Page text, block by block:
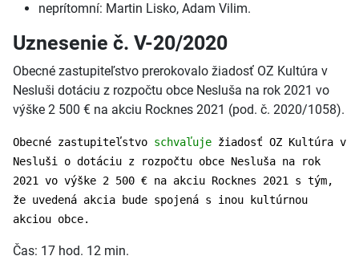
neprítomní: Martin Lisko, Adam Vilim.
Uznesenie č. V-20/2020
Obecné zastupiteľstvo prerokovalo žiadosť OZ Kultúra v
Nesluši dotáciu z rozpočtu obce Nesluša na rok 2021 vo
výške 2 500 € na akciu Rocknes 2021 (pod. č. 2020/1058).
Obecné zastupiteľstvo schvaľuje žiadosť OZ Kultúra v
Nesluši o dotáciu z rozpočtu obce Nesluša na rok
2021 vo výške 2 500 € na akciu Rocknes 2021 s tým,
že uvedená akcia bude spojená s inou kultúrnou
akciou obce.
Čas: 17 hod. 12 min.